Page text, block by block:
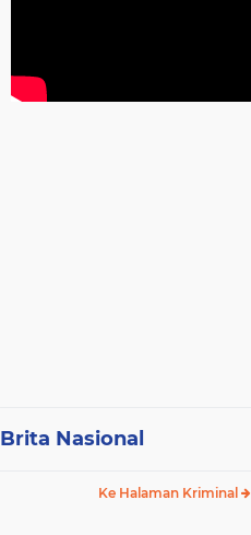
Brita Nasional
Ke Halaman Kriminal